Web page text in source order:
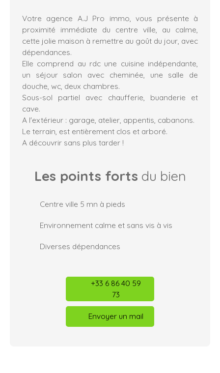
Votre agence A.J Pro immo, vous présente à
proximité immédiate du centre ville, au calme,
cette jolie maison à remettre au goût du jour, avec
dépendances.
Elle comprend au rdc une cuisine indépendante,
un séjour salon avec cheminée, une salle de
douche, wc, deux chambres.
Sous-sol partiel avec chaufferie, buanderie et
cave.
A l'extérieur : garage, atelier, appentis, cabanons.
Le terrain, est entièrement clos et arboré.
A découvrir sans plus tarder !
Les points forts du bien
Centre ville 5 mn à pieds
Environnement calme et sans vis à vis
Diverses dépendances
+33 6 86 40 59
73
Envoyer un mail